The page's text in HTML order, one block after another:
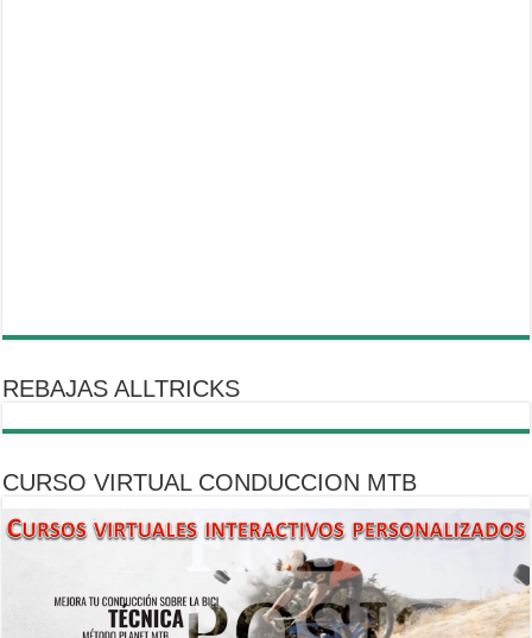
REBAJAS ALLTRICKS
CURSO VIRTUAL CONDUCCION MTB